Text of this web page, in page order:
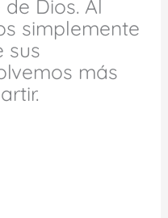
Dios. Al
simplemente
sus
más